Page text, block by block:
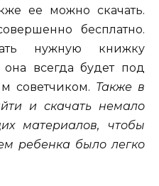
ее можно скачать.
бесплатно.
нужную книжку
всегда будет под
советчиком. Также в
и скачать немало
материалов, чтобы
ребенка было легко